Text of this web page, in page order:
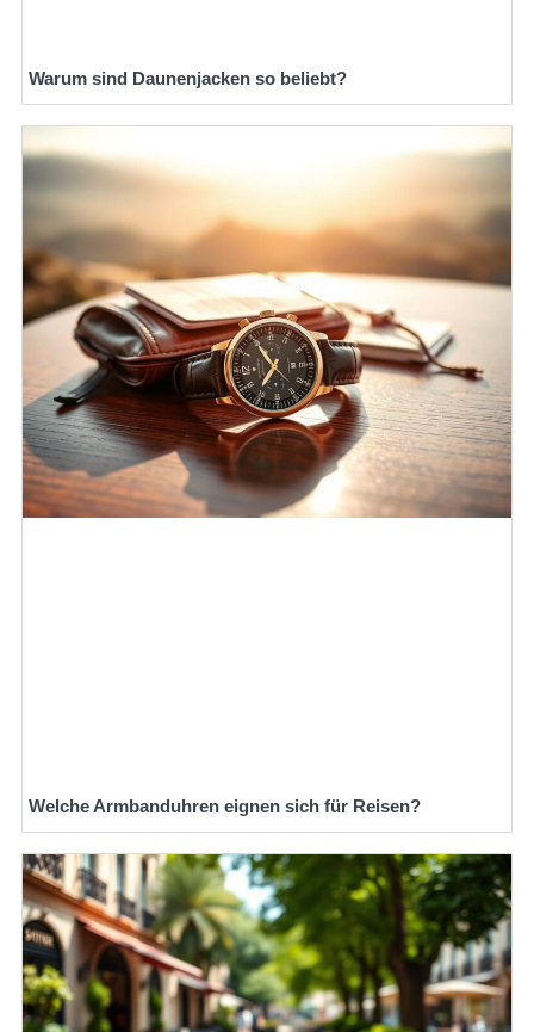
Warum sind Daunenjacken so beliebt?
Welche Armbanduhren eignen sich für Reisen?